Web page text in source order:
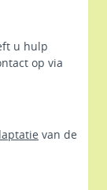
u hulp
op via
van de